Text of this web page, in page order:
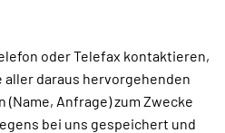
oder Telefax kontaktieren,
daraus hervorgehenden
Anfrage) zum Zwecke
bei uns gespeichert und